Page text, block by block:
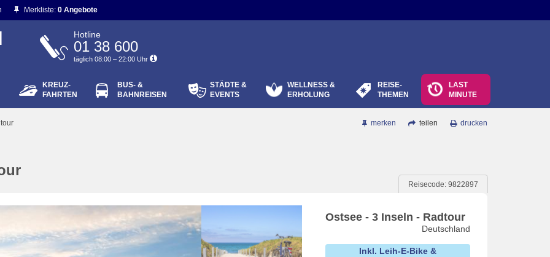
vergessen?
Merkliste: 0 Angebote
Hotline
01 38 600
täglich 08:00 – 22:00 Uhr
KREUZ-
FAHRTEN
BUS- &
BAHNREISEN
STÄDTE &
EVENTS
WELLNESS &
ERHOLUNG
REISE-
THEMEN
LAST
MINUTE
drucken
teilen
merken
Reisecode: 9822897
Ostsee - 3 Inseln - Radtour
Deutschland
Inkl. Leih-E-Bike &